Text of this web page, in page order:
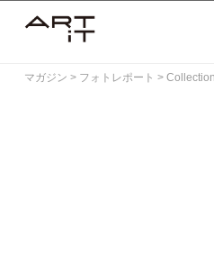
マガジン > フォトレポート >